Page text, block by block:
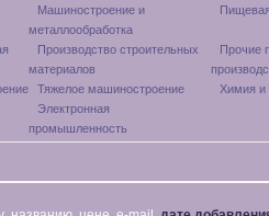
Машиностроение и
металлообработка
Производство строительных
материалов
Прочие
Тяжелое машиностроение
Химия и
Электронная
промышленность